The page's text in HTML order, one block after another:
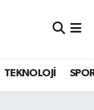
TEKNOLOJİ